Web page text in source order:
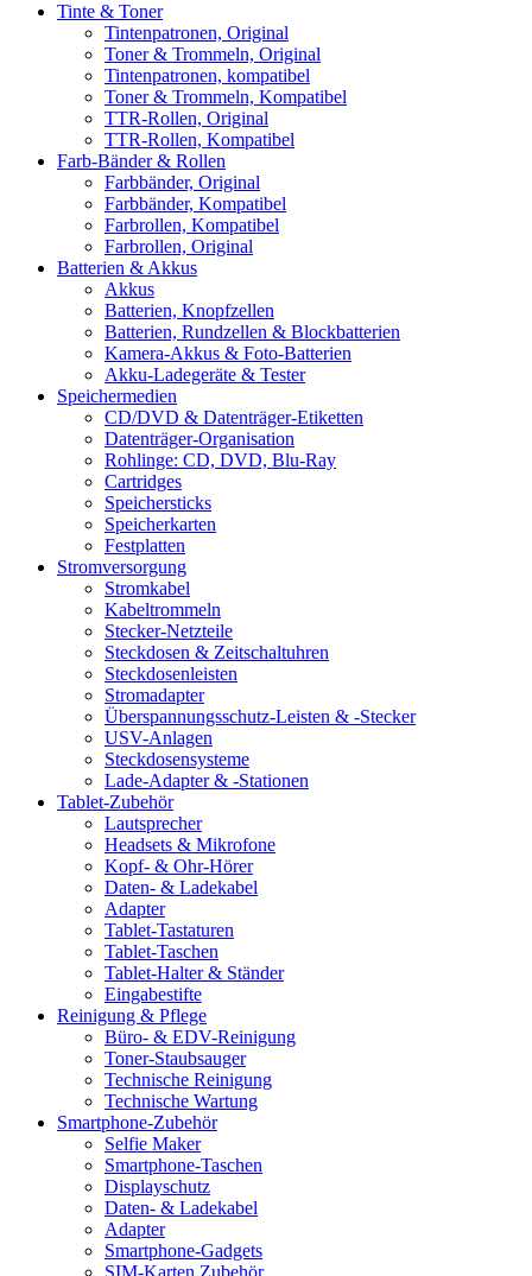
Tinte & Toner
Tintenpatronen, Original
Toner & Trommeln, Original
Tintenpatronen, kompatibel
Toner & Trommeln, Kompatibel
TTR-Rollen, Original
TTR-Rollen, Kompatibel
Farb-Bänder & Rollen
Farbbänder, Original
Farbbänder, Kompatibel
Farbrollen, Kompatibel
Farbrollen, Original
Batterien & Akkus
Akkus
Batterien, Knopfzellen
Batterien, Rundzellen & Blockbatterien
Kamera-Akkus & Foto-Batterien
Akku-Ladegeräte & Tester
Speichermedien
CD/DVD & Datenträger-Etiketten
Datenträger-Organisation
Rohlinge: CD, DVD, Blu-Ray
Cartridges
Speichersticks
Speicherkarten
Festplatten
Stromversorgung
Stromkabel
Kabeltrommeln
Stecker-Netzteile
Steckdosen & Zeitschaltuhren
Steckdosenleisten
Stromadapter
Überspannungsschutz-Leisten & -Stecker
USV-Anlagen
Steckdosensysteme
Lade-Adapter & -Stationen
Tablet-Zubehör
Lautsprecher
Headsets & Mikrofone
Kopf- & Ohr-Hörer
Daten- & Ladekabel
Adapter
Tablet-Tastaturen
Tablet-Taschen
Tablet-Halter & Ständer
Eingabestifte
Reinigung & Pflege
Büro- & EDV-Reinigung
Toner-Staubsauger
Technische Reinigung
Technische Wartung
Smartphone-Zubehör
Selfie Maker
Smartphone-Taschen
Displayschutz
Daten- & Ladekabel
Adapter
Smartphone-Gadgets
SIM-Karten Zubehör